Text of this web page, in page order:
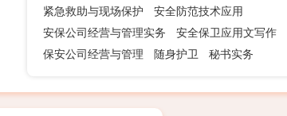
紧急救助与现场保护
安全防范技术应用
安保公司经营与管理实务
安全保卫应用文写作
保安公司经营与管理
随身护卫 秘书实务